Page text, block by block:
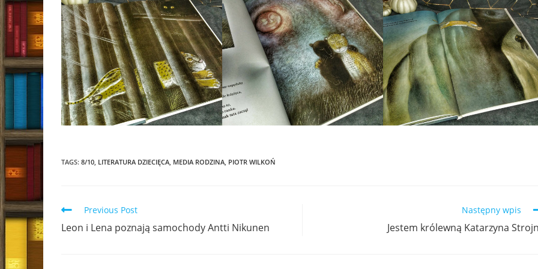
TAGS: 8/10, LITERATURA DZIECIĘCA, MEDIA RODZINA, PIOTR WILKOŃ
Read
articles
Previous Post
Leon i Lena poznają samochody Antti Nikunen
Następny wpis
Jestem królewną Katarzyna